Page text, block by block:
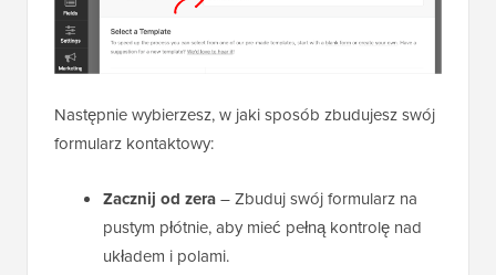
Następnie wybierzesz, w jaki sposób zbudujesz swój
formularz kontaktowy:
Zacznij od zera– Zbuduj swój formularz na
pustym płótnie, aby mieć pełną kontrolę nad
układem i polami.